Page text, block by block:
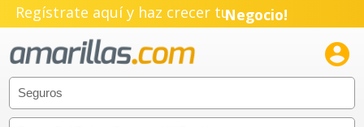
Regístrate aquí y haz crecer tuNegocio!
Emprendimiento!
